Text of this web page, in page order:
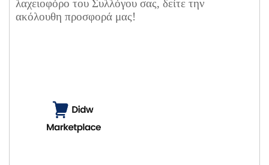
λαχειοφόρο του Συλλόγου σας, δείτε την
ακόλουθη προσφορά μας!